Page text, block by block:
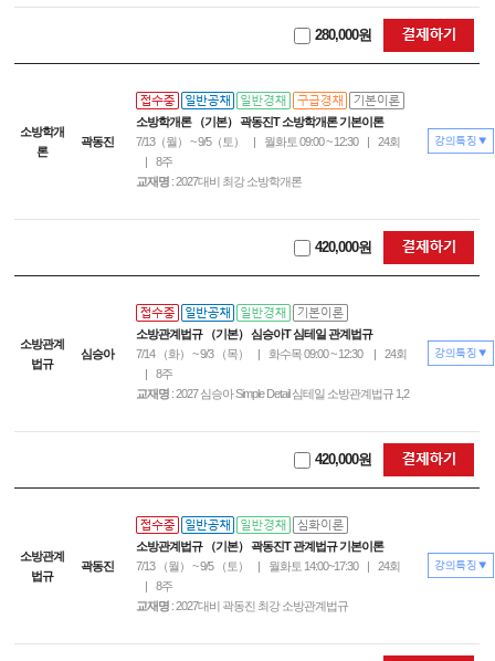
280,000원
소방학개
론
곽동진
소방학개론 （기본） 곽동진T 소방학개론 기본이론
7/13（월） ~ 9/5（토）
월화토 09:00 ~ 12:30
24회
8주
교재명 : 2027대비 최강 소방학개론
420,000원
소방관계
법규
심승아
소방관계법규 （기본） 심승아T 심테일 관계법규
7/14 （화） ~ 9/3 （목）
화수목 09:00 ~ 12:30
24회
8주
교재명 : 2027 심승아 Simple Detail 심테일 소방관계법규 1,2
420,000원
소방관계
법규
곽동진
소방관계법규 （기본） 곽동진T 관계법규 기본이론
7/13 （월） ~ 9/5 （토）
월화토 14:00~17:30
24회
8주
교재명 : 2027대비 곽동진 최강 소방관계법규